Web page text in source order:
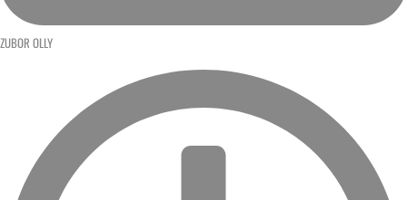
ZUBOR OLLY